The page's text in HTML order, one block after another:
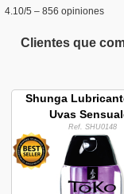
4.10/5 – 856 opiniones
Clientes que
Shunga
Uvas
Ref. SHU0148